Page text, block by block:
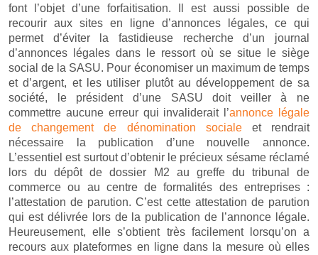
font l’objet d’une forfaitisation. Il est aussi possible de
recourir aux sites en ligne d’annonces légales, ce qui
permet d’éviter la fastidieuse recherche d’un journal
d’annonces légales dans le ressort où se situe le siège
social de la SASU. Pour économiser un maximum de temps
et d’argent, et les utiliser plutôt au développement de sa
société, le président d’une SASU doit veiller à ne
commettre aucune erreur qui invaliderait l’annonce légale
de changement de dénomination socialeet rendrait
nécessaire la publication d’une nouvelle annonce.
L’essentiel est surtout d’obtenir le précieux sésame réclamé
lors du dépôt de dossier M2 au greffe du tribunal de
commerce ou au centre de formalités des entreprises :
l’attestation de parution. C’est cette attestation de parution
qui est délivrée lors de la publication de l’annonce légale.
Heureusement, elle s’obtient très facilement lorsqu’on a
recours aux plateformes en ligne dans la mesure où elles